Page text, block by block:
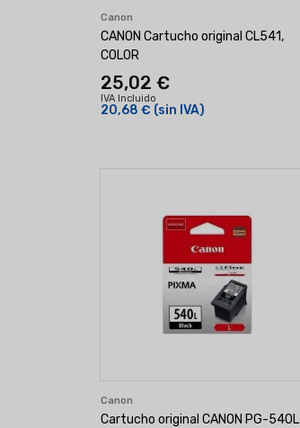
Canon
CANON Cartucho original CL541,
COLOR
25,02 €
IVA Incluido
20,68 € (sin IVA)
Canon
Cartucho original CANON PG-540L